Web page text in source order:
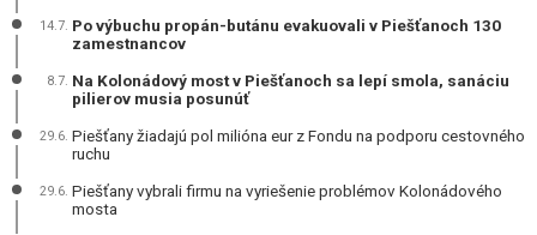
14.7. Po výbuchu propán-butánu evakuovali v Piešťanoch 130
zamestnancov
8.7. Na Kolonádový most v Piešťanoch sa lepí smola, sanáciu
pilierov musia posunúť
29.6. Piešťany žiadajú pol milióna eur z Fondu na podporu cestovného
ruchu
29.6. Piešťany vybrali firmu na vyriešenie problémov Kolonádového
mosta